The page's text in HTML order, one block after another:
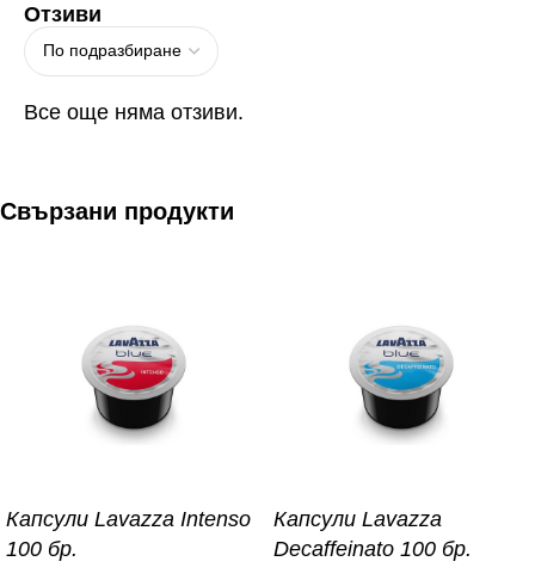
Отзиви
Все още няма отзиви.
Свързани продукти
Капсули Lavazza Intenso
100 бр.
Капсули Lavazza
Decaffeinato 100 бр.